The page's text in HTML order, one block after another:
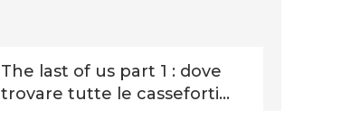
The last of us part 1 : dove
trovare tutte le casseforti...